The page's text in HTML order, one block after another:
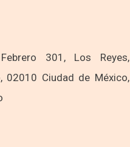
301, Los Reyes,
02010 Ciudad de México,